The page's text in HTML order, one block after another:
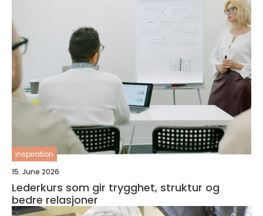
inspiration
15. June 2026
Lederkurs som gir trygghet, struktur og
bedre relasjoner